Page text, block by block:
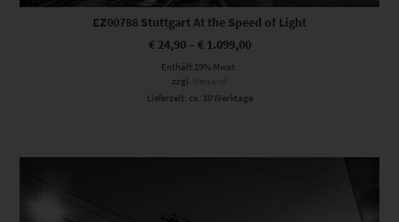
EZ00788 Stuttgart At the Speed of Light
€24,90– €1.099,00
Enthält 19% Mwst.
zzgl. Versand
Lieferzeit: ca. 10 Werktage
Dieses Produkt weist mehrere Varianten auf. Die Optionen können auf der Produktseite gewählt werden